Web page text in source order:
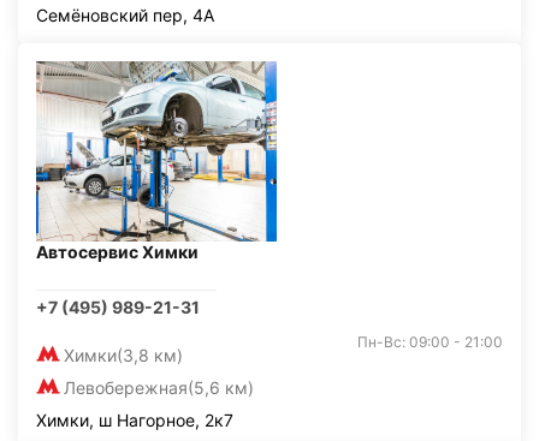
Семёновский пер, 4А
Автосервис Химки
+7 (495) 989-21-31
Химки(3,8 км)
Левобережная(5,6 км)
Пн-Вс: 09:00 - 21:00
Химки, ш Нагорное, 2к7